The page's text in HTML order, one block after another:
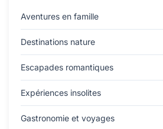
Aventures en famille
Destinations nature
Escapades romantiques
Expériences insolites
Gastronomie et voyages